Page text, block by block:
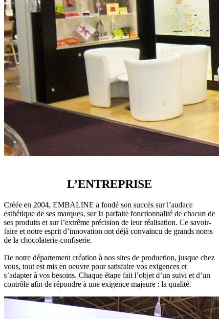
L’ENTREPRISE
Créée en 2004, EMBALINE a fondé son succès sur l’audace
esthétique de ses marques, sur la parfaite fonctionnalité de chacun de
ses produits et sur l’extrême précision de leur réalisation. Ce savoir-
faire et notre esprit d’innovation ont déjà convaincu de grands noms
de la chocolaterie-confiserie.
De notre département création à nos sites de production, jusque chez
vous, tout est mis en oeuvre pour satisfaire vos exigences et
s’adapter à vos besoins. Chaque étape fait l’objet d’un suivi et d’un
contrôle afin de répondre à une exigence majeure : la qualité.